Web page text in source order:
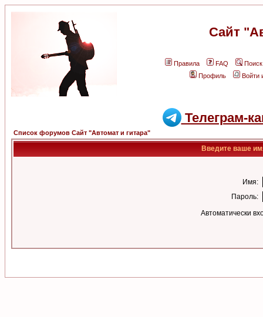
Сайт
Правила FAQ
Поиск
Профиль
Войти
Телеграм-
Список форумов Сайт "Автомат и гитара"
Введите ваше
Имя:
Пароль:
Автоматически